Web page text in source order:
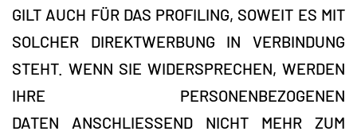
GILT AUCH FÜR DAS PROFILING, SOWEIT ES MIT
SOLCHER DIREKTWERBUNG IN VERBINDUNG
STEHT. WENN SIE WIDERSPRECHEN, WERDEN
IHRE PERSONENBEZOGENEN
DATEN ANSCHLIESSEND NICHT MEHR ZUM